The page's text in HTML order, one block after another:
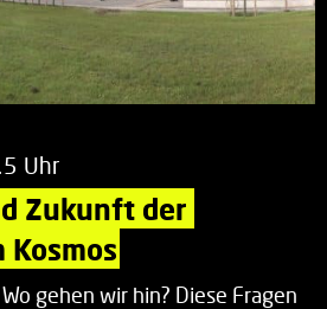
Uhr
Zukunft der
Kosmos
gehen wir hin? Diese Fragen